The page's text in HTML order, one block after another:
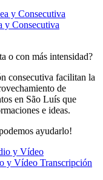
o con más intensidad?
consecutiva facilitan la
de
en São Luís que
e ideas.
ayudarlo!
Transcripción